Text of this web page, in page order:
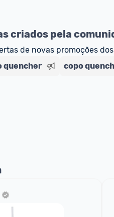
criados pela
de novas promoções
quencher copo